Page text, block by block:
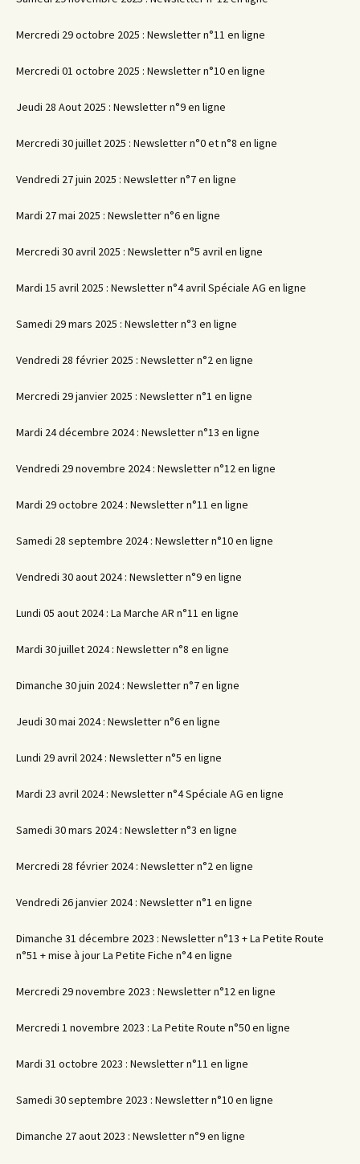
Mercredi 29 octobre 2025 : Newsletter n°11 en ligne
Mercredi 01 octobre 2025 : Newsletter n°10 en ligne
Jeudi 28 Aout 2025 : Newsletter n°9 en ligne
Mercredi 30 juillet 2025 : Newsletter n°0 et n°8 en ligne
Vendredi 27 juin 2025 : Newsletter n°7 en ligne
Mardi 27 mai 2025 : Newsletter n°6 en ligne
Mercredi 30 avril 2025 : Newsletter n°5 avril en ligne
Mardi 15 avril 2025 : Newsletter n°4 avril Spéciale AG en ligne
Samedi 29 mars 2025 : Newsletter n°3 en ligne
Vendredi 28 février 2025 : Newsletter n°2 en ligne
Mercredi 29 janvier 2025 : Newsletter n°1 en ligne
Mardi 24 décembre 2024 : Newsletter n°13 en ligne
Vendredi 29 novembre 2024 : Newsletter n°12 en ligne
Mardi 29 octobre 2024 : Newsletter n°11 en ligne
Samedi 28 septembre 2024 : Newsletter n°10 en ligne
Vendredi 30 aout 2024 : Newsletter n°9 en ligne
Lundi 05 aout 2024 : La Marche AR n°11 en ligne
Mardi 30 juillet 2024 : Newsletter n°8 en ligne
Dimanche 30 juin 2024 : Newsletter n°7 en ligne
Jeudi 30 mai 2024 : Newsletter n°6 en ligne
Lundi 29 avril 2024 : Newsletter n°5 en ligne
Mardi 23 avril 2024 : Newsletter n°4 Spéciale AG en ligne
Samedi 30 mars 2024 : Newsletter n°3 en ligne
Mercredi 28 février 2024 : Newsletter n°2 en ligne
Vendredi 26 janvier 2024 : Newsletter n°1 en ligne
Dimanche 31 décembre 2023 : Newsletter n°13 + La Petite Route
n°51 + mise à jour La Petite Fiche n°4 en ligne
Mercredi 29 novembre 2023 : Newsletter n°12 en ligne
Mercredi 1 novembre 2023 : La Petite Route n°50 en ligne
Mardi 31 octobre 2023 : Newsletter n°11 en ligne
Samedi 30 septembre 2023 : Newsletter n°10 en ligne
Dimanche 27 aout 2023 : Newsletter n°9 en ligne